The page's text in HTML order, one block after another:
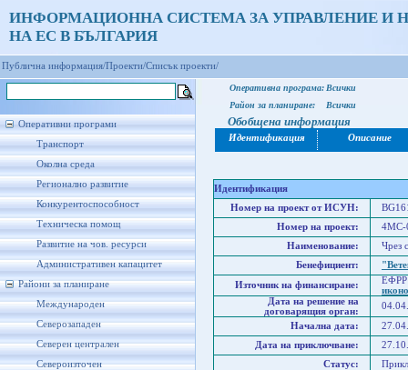
ИНФОРМАЦИОННА СИСТЕМА ЗА УПРАВЛЕНИЕ И
НА ЕС В БЪЛГАРИЯ
Публична информация/Проекти/Списък проекти/
Оперативни програми
Транспорт
Околна среда
Регионално развитие
Конкурентоспособност
Техническа помощ
Развитие на чов. ресурси
Административен капацитет
Райони за планиране
Международен
Северозападен
Северен централен
Североизточен
Оперативна програма: Всички
Район за планиране:
Всички
Обобщена информация
Идентификация Описание
Идентификация
Номер на проект от ИСУН:
Номер на проект:
4МС-
Наименование:
Чрез
Бенефициент:
Източник на финансиране:
Дата на решение на
договарящия орган:
Начална дата:
Дата на приключване:
Статус: